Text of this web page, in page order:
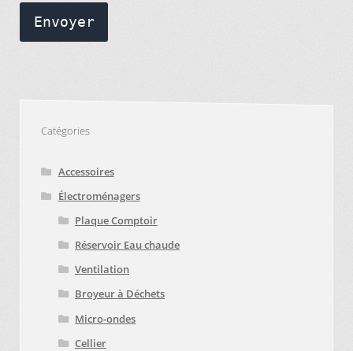
Envoyer
Catégories
Accessoires
Électroménagers
Plaque Comptoir
Réservoir Eau chaude
Ventilation
Broyeur à Déchets
Micro-ondes
Cellier